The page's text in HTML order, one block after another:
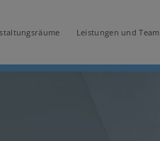
Leistungen und Team